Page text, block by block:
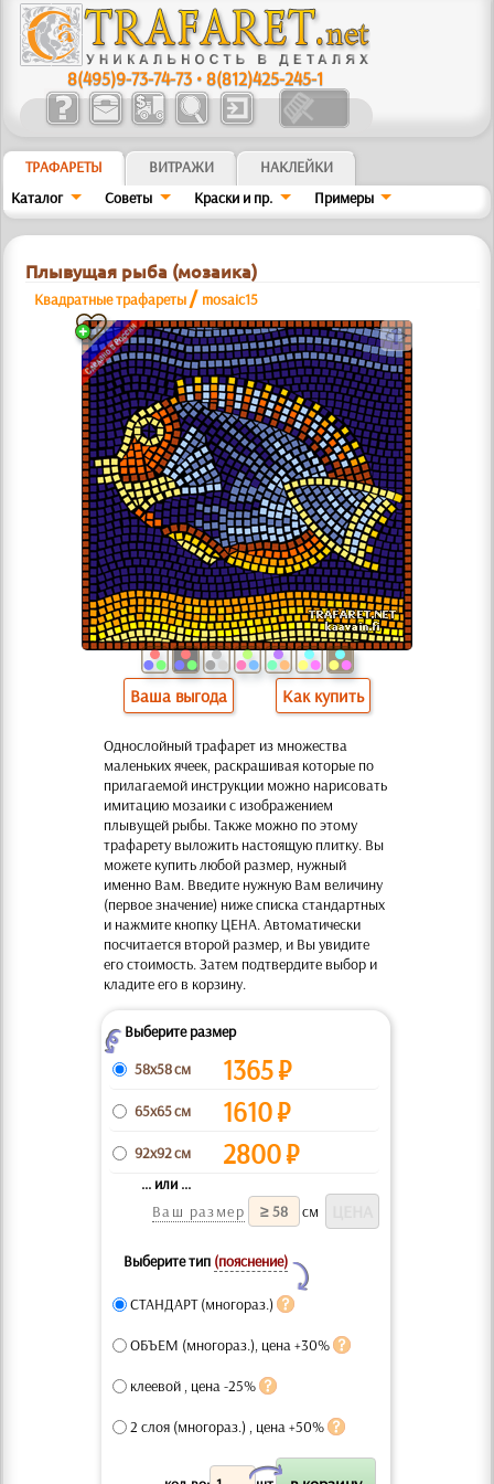
8(495)9-73-74-73 •8(812)425-245-1
ТРАФАРЕТЫ ВИТРАЖИ
НАКЛЕЙКИ
Каталог
Советы Краски и пр. Примеры
Плывущая рыба (мозаика)
Квадратные трафареты / mosaic15
a
Ваша выгода Как купить
Однослойный трафарет из множества
маленьких ячеек, раскрашивая которые по
прилагаемой инструкции можно нарисовать
имитацию мозаики с изображением
плывущей рыбы. Также можно по этому
трафарету выложить настоящую плитку. Вы
можете купить любой размер, нужный
именно Вам. Введите нужную Вам величину
(первое значение) ниже списка стандартных
и нажмите кнопку ЦЕНА. Автоматически
посчитается второй размер, и Вы увидите
его стоимость. Затем подтвердите выбор и
кладите его в корзину.
ZВыберите размер
58x58 см
1365₽
65x65 см 1610₽
92x92 см 2800₽
... или ...
Ваш размер
см
Выберите тип (пояснение)
Y
СТАНДАРТ (многораз.)
ОБЪЕМ (многораз.), цена +30%
клеевой , цена -25%
2 слоя (многораз.) , цена +50%